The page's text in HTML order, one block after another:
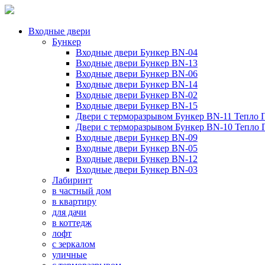
Входные двери
Бункер
Входные двери Бункер BN-04
Входные двери Бункер BN-13
Входные двери Бункер BN-06
Входные двери Бункер BN-14
Входные двери Бункер BN-02
Входные двери Бункер BN-15
Двери с терморазрывом Бункер BN-11 Тепло
Двери с терморазрывом Бункер BN-10 Тепло
Входные двери Бункер BN-09
Входные двери Бункер BN-05
Входные двери Бункер BN-12
Входные двери Бункер BN-03
Лабиринт
в частный дом
в квартиру
для дачи
в коттедж
лофт
с зеркалом
уличные